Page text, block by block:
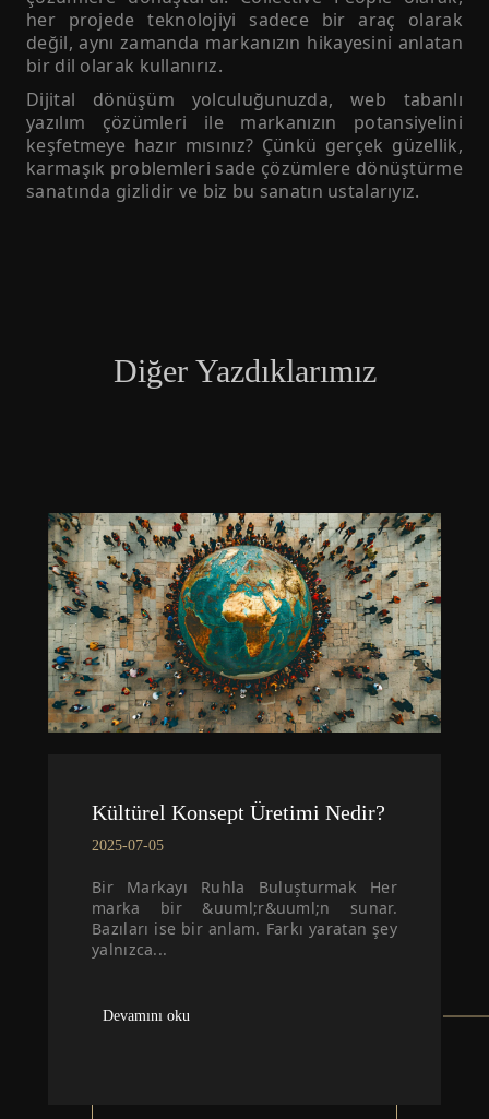
her projede teknolojiyi sadece bir araç olarak
değil, aynı zamanda markanızın hikayesini anlatan
bir dil olarak kullanırız.
Dijital dönüşüm yolculuğunuzda, web tabanlı
yazılım çözümleri ile markanızın potansiyelini
keşfetmeye hazır mısınız? Çünkü gerçek güzellik,
karmaşık problemleri sade çözümlere dönüştürme
sanatında gizlidir ve biz bu sanatın ustalarıyız.
Diğer Yazdıklarımız
Kültürel Konsept Üretimi Nedir?
2025-07-05
Bir Markayı Ruhla Buluşturmak Her
marka bir &uuml;r&uuml;n sunar.
Bazıları ise bir anlam. Farkı yaratan şey
yalnızca...
Devamını oku